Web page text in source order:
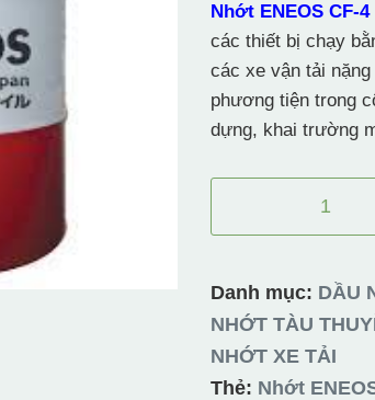
Nhớt ENEOS CF-
các thiết bị chạy
các xe vận tải
phương tiện trong
dựng, khai trường
4
15W40
-
Phuy
Danh mục: DẦU
NHỚT TÀU
NHỚT XE TẢI
Thẻ: Nhớt